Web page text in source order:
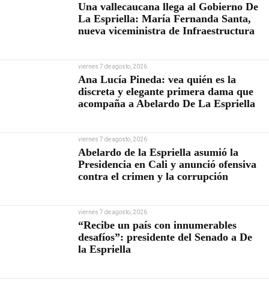
Una vallecaucana llega al Gobierno De
La Espriella: María Fernanda Santa,
nueva viceministra de Infraestructura
viernes 7 de agosto, 2026
Ana Lucía Pineda: vea quién es la
discreta y elegante primera dama que
acompaña a Abelardo De La Espriella
viernes 7 de agosto, 2026
Abelardo de la Espriella asumió la
Presidencia en Cali y anunció ofensiva
contra el crimen y la corrupción
viernes 7 de agosto, 2026
“Recibe un país con innumerables
desafíos”: presidente del Senado a De
la Espriella